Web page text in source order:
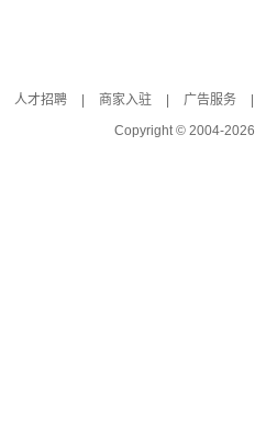
人才招聘 商家入驻 广告服务
Copyright © 2004-2026